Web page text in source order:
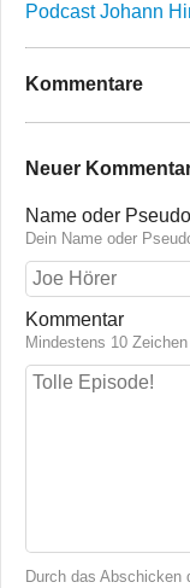
Podcast Johann
Kommentare
Neuer
Name oder
Dein Name oder
Kommentar
Mindestens 10 Zeichen
Durch das